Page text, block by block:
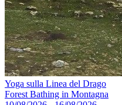
Yoga sulla Linea del Drago
Forest Bathing in Montagna